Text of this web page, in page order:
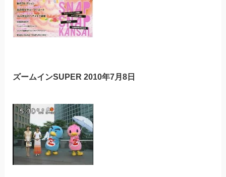
ズームインSUPER 2010年7月8日